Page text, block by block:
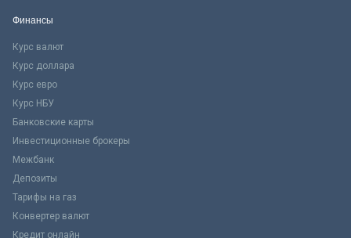
Финансы
Курс валют
Курс доллара
Курс евро
Курс НБУ
Банковские карты
Инвестиционные брокеры
Межбанк
Депозиты
Тарифы на газ
Конвертер валют
Кредит онлайн